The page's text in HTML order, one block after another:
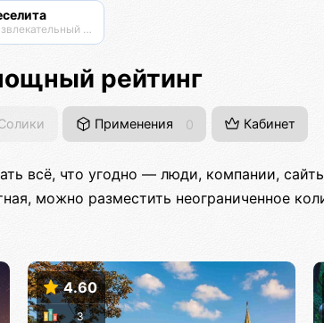
Развлекательный нексус
рейтинг
Применения 0 Кабинет
всё, что угодно — люди, компании,
можно разместить неограниченное
4.60
3